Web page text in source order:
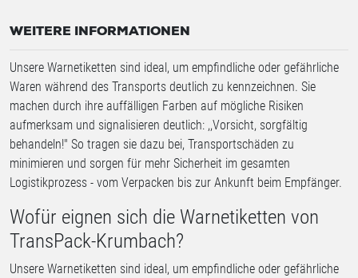
WEITERE INFORMATIONEN
Unsere Warnetiketten sind ideal, um empfindliche oder gefährliche
Waren während des Transports deutlich zu kennzeichnen. Sie
machen durch ihre auffälligen Farben auf mögliche Risiken
aufmerksam und signalisieren deutlich: ,,Vorsicht, sorgfältig
behandeln!" So tragen sie dazu bei, Transportschäden zu
minimieren und sorgen für mehr Sicherheit im gesamten
Logistikprozess - vom Verpacken bis zur Ankunft beim Empfänger.
Wofür eignen sich die Warnetiketten von
TransPack-Krumbach?
Unsere Warnetiketten sind ideal, um empfindliche oder gefährliche